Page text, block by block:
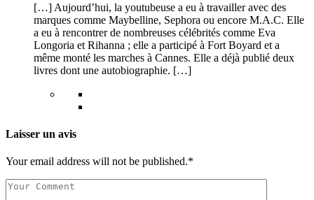
[…] Aujourd’hui, la youtubeuse a eu à travailler avec des
marques comme Maybelline, Sephora ou encore M.A.C. Elle
a eu à rencontrer de nombreuses célébrités comme Eva
Longoria et Rihanna ; elle a participé à Fort Boyard et a
même monté les marches à Cannes. Elle a déjà publié deux
livres dont une autobiographie. […]
Laisser un avis
Your email address will not be published.*